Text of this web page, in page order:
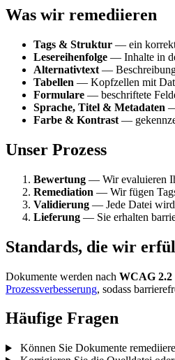
Was wir remediieren
Tags & Struktur — ein
Lesereihenfolge — Inhalte in
Alternativtext —
Tabellen — Kopfzellen mit
Formulare — beschriftete
Sprache, Titel & Metadaten
Farbe & Kontrast —
Unser Prozess
Bewertung — Wir evaluieren
Remediation — Wir fügen
Validierung — Jede Datei wird
Lieferung — Sie erhalten
Standards, die wir
Dokumente werden nach WCAG 2.2
Prozessverbesserung, sodass
Häufige Fragen
Können Sie Dokumente